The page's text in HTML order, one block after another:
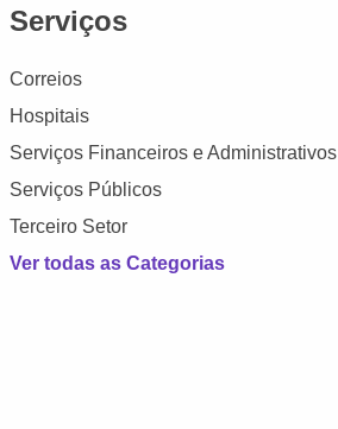
Serviços
Correios
Hospitais
Serviços Financeiros e Administrativos
Serviços Públicos
Terceiro Setor
Ver todas as Categorias